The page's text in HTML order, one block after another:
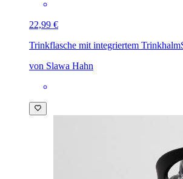
22,99 €
Trinkflasche mit integriertem Trinkhalm
von Slawa Hahn